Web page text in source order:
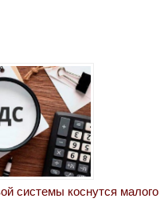
системы коснутся малого